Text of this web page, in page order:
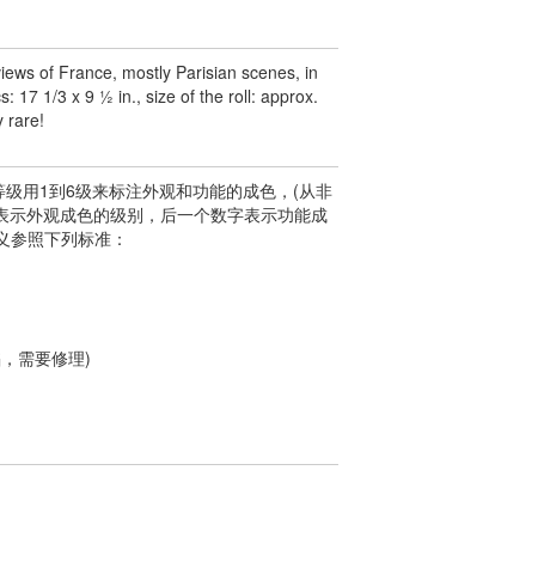
of France, mostly Parisian scenes, in
17 1/3 x 9 ½ in., size of the roll: approx.
rare!
用1到6级来标注外观和功能的成色，(从非
外观成色的级别，后一个数字表示功能成
照下列标准：
需要修理)